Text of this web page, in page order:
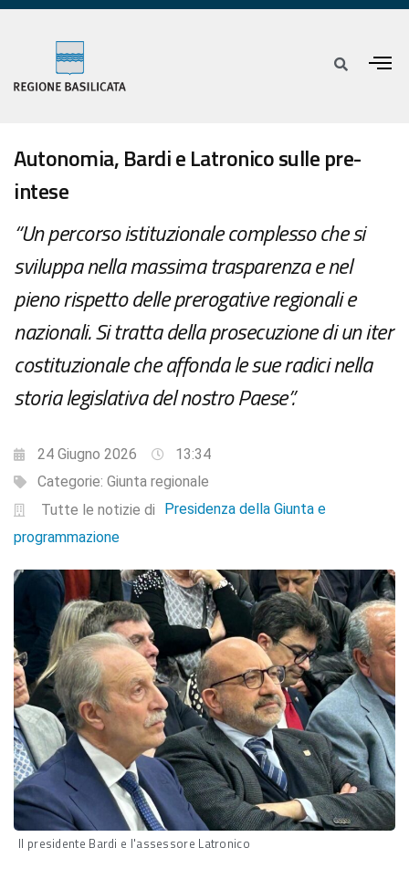
Autonomia, Bardi e Latronico sulle pre-
intese
“Un percorso istituzionale complesso che si
sviluppa nella massima trasparenza e nel
pieno rispetto delle prerogative regionali e
nazionali. Si tratta della prosecuzione di un iter
costituzionale che affonda le sue radici nella
storia legislativa del nostro Paese”.
24 Giugno 2026
13:34
Categorie: Giunta regionale
Tutte le notizie di
Presidenza della Giunta e
programmazione
Il presidente Bardi e l'assessore Latronico